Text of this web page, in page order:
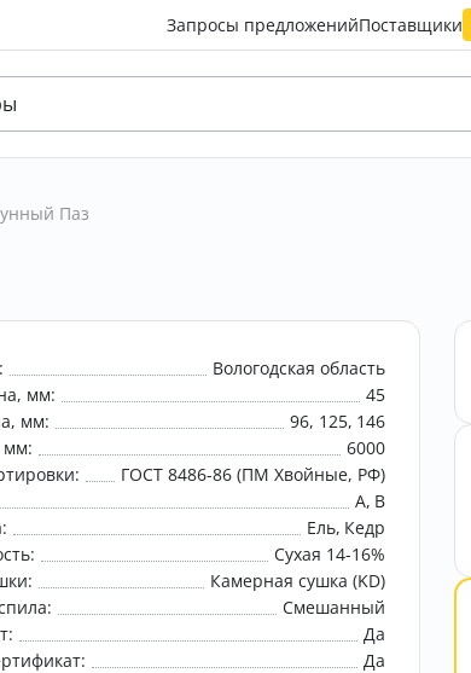
Запросы предложенийПоставщики
Паз
Вологодская область
мм:
45
мм:
96 125 146
мм:
6000
ГОСТ 8486-86 (ПМ Хвойные, РФ)
A B
Ель Кедр
Сухая 14-16%
Камерная сушка (KD)
Смешанный
Да
Да